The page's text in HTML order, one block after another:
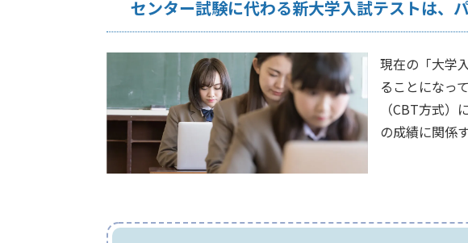
センター試験に代わる新大学入試テストは、
現在の「大学
ることになっ
（CBT方式
の成績に関係